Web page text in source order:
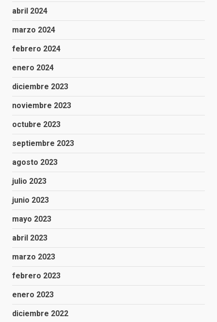
abril 2024
marzo 2024
febrero 2024
enero 2024
diciembre 2023
noviembre 2023
octubre 2023
septiembre 2023
agosto 2023
julio 2023
junio 2023
mayo 2023
abril 2023
marzo 2023
febrero 2023
enero 2023
diciembre 2022